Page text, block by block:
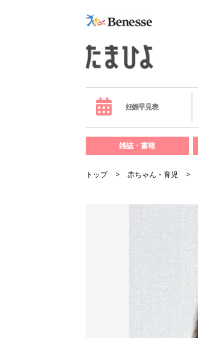
妊娠早見表
雑誌・書籍
トップ 赤ちゃん・育児